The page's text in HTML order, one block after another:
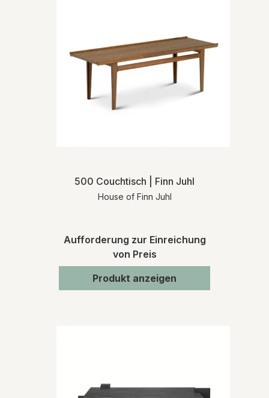
500 Couchtisch | Finn Juhl
House of Finn Juhl
Aufforderung zur Einreichung
von Preis
Produkt anzeigen